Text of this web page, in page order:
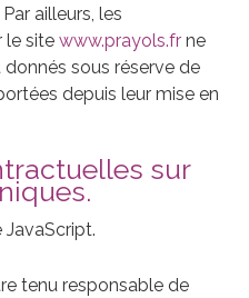
ailleurs, les
le sitewww.prayols.fr ne
sous réserve de
depuis leur mise en
sur
tenu responsable de